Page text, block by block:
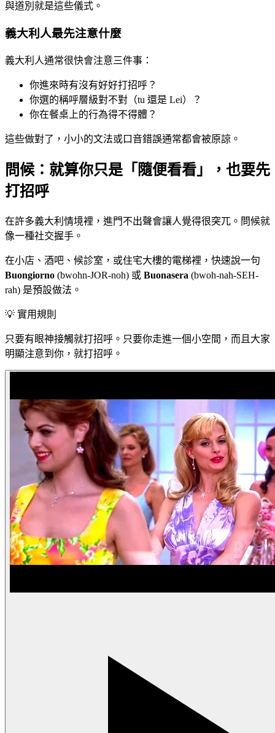
與道別就是這些儀式。
義大利人最先注意什麼
義大利人通常很快會注意三件事：
你進來時有沒有好好打招呼？
你選的稱呼層級對不對（tu 還是 Lei）？
你在餐桌上的行為得不得體？
這些做對了，小小的文法或口音錯誤通常都會被原諒。
問候：就算你只是「隨便看看」，也要先
打招呼
在許多義大利情境裡，進門不出聲會讓人覺得很突兀。問候就
像一種社交握手。
在小店、酒吧、候診室，或住宅大樓的電梯裡，快速說一句
Buongiorno (bwohn-JOR-noh) 或 Buonasera (bwoh-nah-SEH-
rah) 是預設做法。
💡 實用規則
只要有眼神接觸就打招呼。只要你走進一個小空間，而且大家
明顯注意到你，就打招呼。